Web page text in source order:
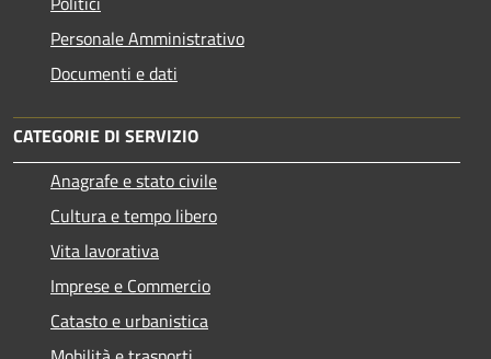
Personale Amministrativo
Documenti e dati
CATEGORIE DI SERVIZIO
Anagrafe e stato civile
Cultura e tempo libero
Vita lavorativa
Imprese e Commercio
Catasto e urbanistica